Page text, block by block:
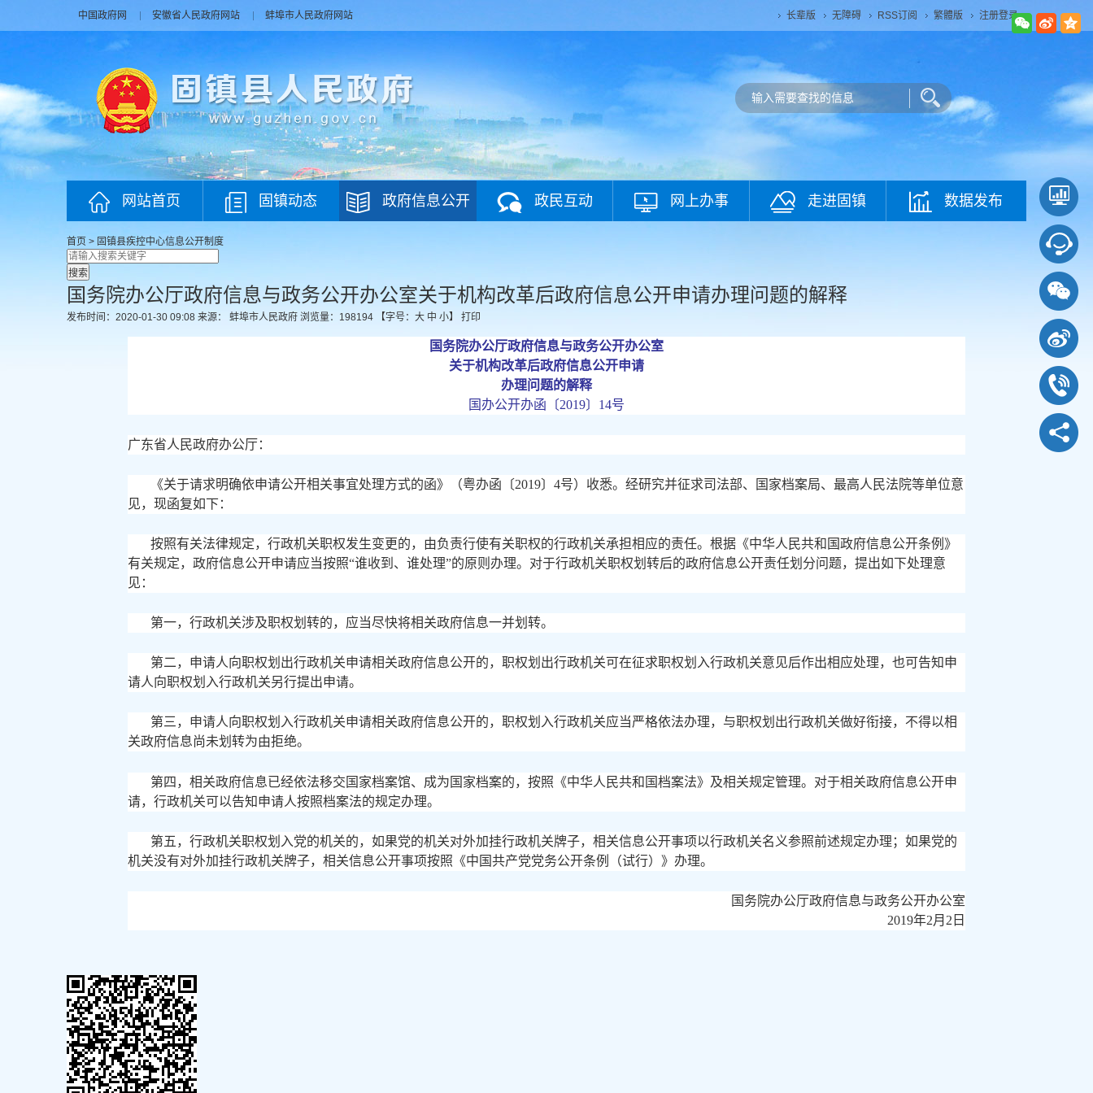
中国政府网 安徽省人民政府网站 蚌埠市人民政府网站 长辈版 无障碍 RSS订阅 繁體版 注册登录
网站首页 固镇动态 政府信息公开 政民互动 网上办事 走进固镇 数据发布
首页 > 固镇县疾控中心信息公开制度
国务院办公厅政府信息与政务公开办公室关于机构改革后政府信息公开申请办理问题的解释
发布时间：2020-01-30 09:08 来源： 蚌埠市人民政府 浏览量： 198194 【字号： 大 中 小】 打印
国务院办公厅政府信息与政务公开办公室
关于机构改革后政府信息公开申请
办理问题的解释
国办公开办函〔2019〕14号
广东省人民政府办公厅：
《关于请求明确依申请公开相关事宜处理方式的函》（粤办函〔2019〕4号）收悉。经研究并征求司法部、国家档案局、最高人民法院等单位意
见，现函复如下：
按照有关法律规定，行政机关职权发生变更的，由负责行使有关职权的行政机关承担相应的责任。根据《中华人民共和国政府信息公开条例》
有关规定，政府信息公开申请应当按照“谁收到、谁处理”的原则办理。对于行政机关职权划转后的政府信息公开责任划分问题，提出如下处理意
见：
第一，行政机关涉及职权划转的，应当尽快将相关政府信息一并划转。
第二，申请人向职权划出行政机关申请相关政府信息公开的，职权划出行政机关可在征求职权划入行政机关意见后作出相应处理，也可告知申
请人向职权划入行政机关另行提出申请。
第三，申请人向职权划入行政机关申请相关政府信息公开的，职权划入行政机关应当严格依法办理，与职权划出行政机关做好衔接，不得以相
关政府信息尚未划转为由拒绝。
第四，相关政府信息已经依法移交国家档案馆、成为国家档案的，按照《中华人民共和国档案法》及相关规定管理。对于相关政府信息公开申
请，行政机关可以告知申请人按照档案法的规定办理。
第五，行政机关职权划入党的机关的，如果党的机关对外加挂行政机关牌子，相关信息公开事项以行政机关名义参照前述规定办理；如果党的
机关没有对外加挂行政机关牌子，相关信息公开事项按照《中国共产党党务公开条例（试行）》办理。
国务院办公厅政府信息与政务公开办公室
2019年2月2日